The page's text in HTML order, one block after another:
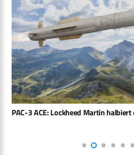
PAC-3 ACE: Lockheed Martin